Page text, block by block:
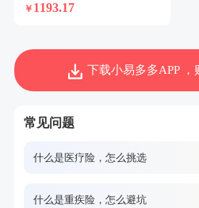
￥ 1193.17
下载小易多多APP ，
常见问题
什么是医疗险，怎么挑选
什么是重疾险，怎么避坑